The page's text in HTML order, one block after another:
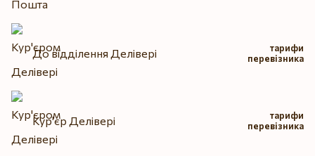
До відділення Делівері
тарифи
перевізника
Кур'єр Делівері
тарифи
перевізника